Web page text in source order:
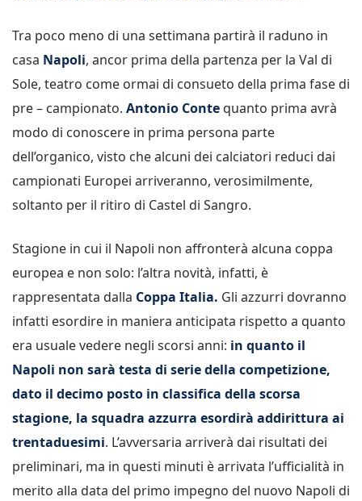
Tra poco meno di una settimana partirà il raduno in
casa Napoli, ancor prima della partenza per la Val di
Sole, teatro come ormai di consueto della prima fase di
pre – campionato. Antonio Conte quanto prima avrà
modo di conoscere in prima persona parte
dell’organico, visto che alcuni dei calciatori reduci dai
campionati Europei arriveranno, verosimilmente,
soltanto per il ritiro di Castel di Sangro.
Stagione in cui il Napoli non affronterà alcuna coppa
europea e non solo: l’altra novità, infatti, è
rappresentata dalla Coppa Italia. Gli azzurri dovranno
infatti esordire in maniera anticipata rispetto a quanto
era usuale vedere negli scorsi anni: in quanto il
Napoli non sarà testa di serie della competizione,
dato il decimo posto in classifica della scorsa
stagione, la squadra azzurra esordirà addirittura ai
trentaduesimi. L’avversaria arriverà dai risultati dei
preliminari, ma in questi minuti è arrivata l’ufficialità in
merito alla data del primo impegno del nuovo Napoli di